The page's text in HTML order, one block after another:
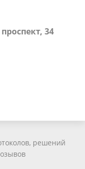
34
решений